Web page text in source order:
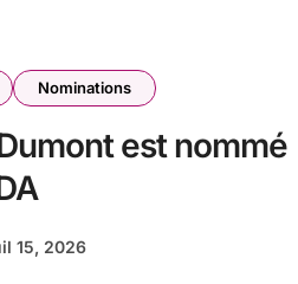
Nominations
est nommé
15, 2026